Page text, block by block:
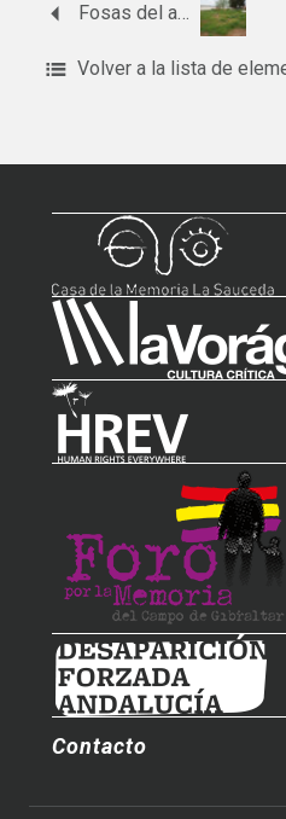
Fosas del antiguo cementerio de Valsequillo
Volver a la lista de
Contacto